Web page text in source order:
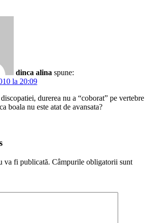
dinca alina spune:
la 20:09
durerea nu a “coborat” pe vertebre
boala nu este atat de avansata?
va fi publicată. Câmpurile obligatorii sunt